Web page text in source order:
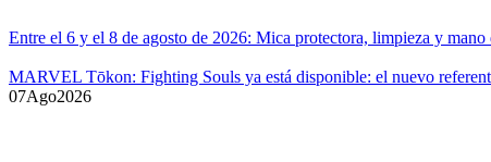
Entre el 6 y el 8 de agosto de 2026: Mica protectora, limpieza y
MARVEL Tōkon: Fighting Souls ya está disponible: el nuevo
07Ago2026